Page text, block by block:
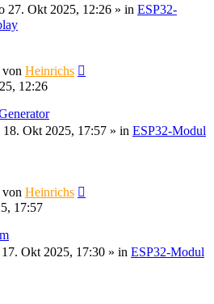
27. Okt 2025, 12:26 » in ESP32-
von Heinrichs
12:26
18. Okt 2025, 17:57 » in ESP32-Modul
von Heinrichs
17:57
Okt 2025, 17:30 » in ESP32-Modul